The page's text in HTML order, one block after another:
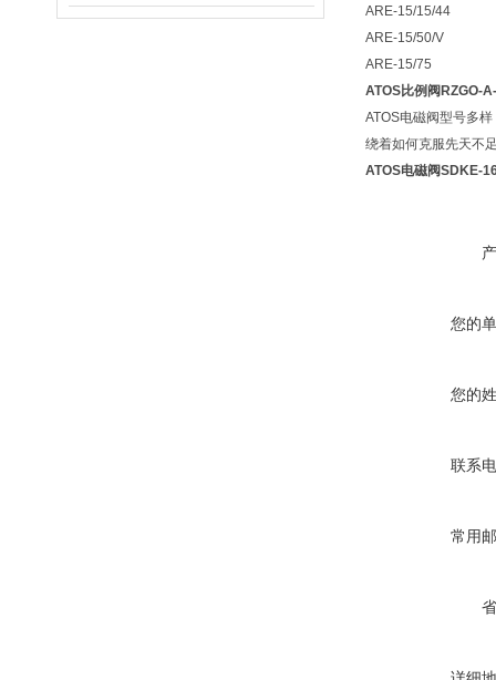
ARE-15/15/44
ARE-15/50/V
ARE-15/75
ATOS比例阀RZGO-
ATOS电磁阀型号多
绕着如何克服先天不
ATOS电磁阀SDKE-
您的
您的
联系
常用